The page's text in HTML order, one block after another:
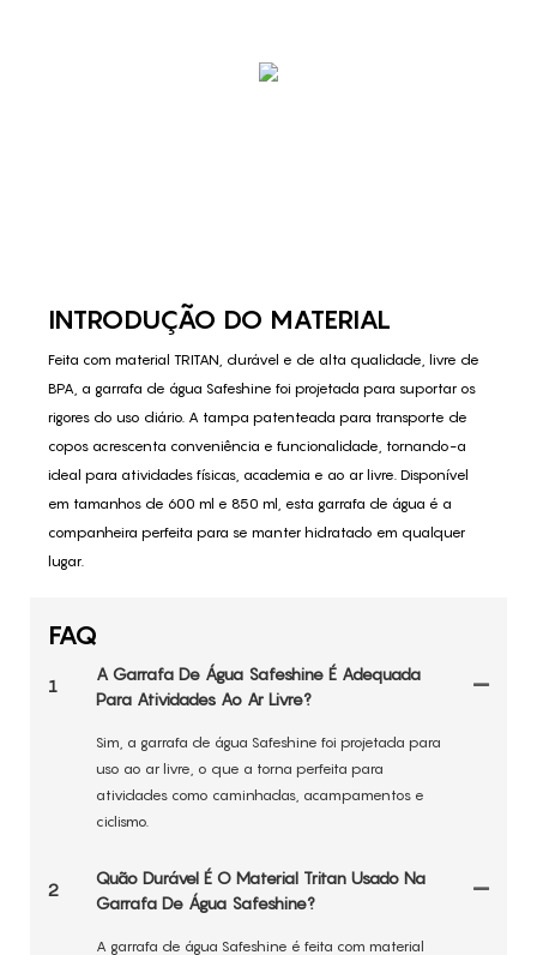
INTRODUÇÃO DO MATERIAL
Feita com material TRITAN, durável e de alta qualidade, livre de
BPA, a garrafa de água Safeshine foi projetada para suportar os
rigores do uso diário. A tampa patenteada para transporte de
copos acrescenta conveniência e funcionalidade, tornando-a
ideal para atividades físicas, academia e ao ar livre. Disponível
em tamanhos de 600 ml e 850 ml, esta garrafa de água é a
companheira perfeita para se manter hidratado em qualquer
lugar.
FAQ
1
A Garrafa De Água Safeshine É Adequada
Para Atividades Ao Ar Livre?
Sim, a garrafa de água Safeshine foi projetada para
uso ao ar livre, o que a torna perfeita para
atividades como caminhadas, acampamentos e
ciclismo.
2
Quão Durável É O Material Tritan Usado Na
Garrafa De Água Safeshine?
A garrafa de água Safeshine é feita com material